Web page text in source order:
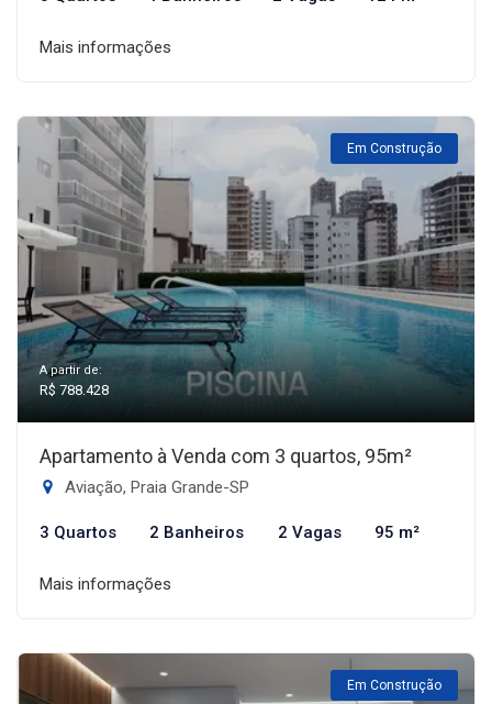
Mais informações
Em Construção
A partir de:
R$ 788.428
Apartamento à Venda com 3 quartos, 95m²
Aviação, Praia Grande-SP
3 Quartos 2 Banheiros 2 Vagas 95 m²
Mais informações
Em Construção